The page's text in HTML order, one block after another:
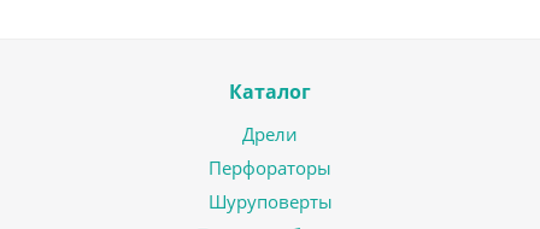
Каталог
Дрели
Перфораторы
Шуруповерты